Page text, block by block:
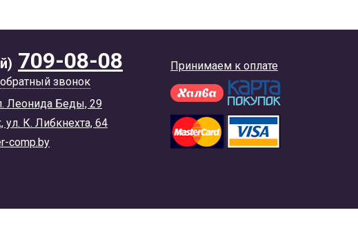
709-08-08
звонок
Леонида Беды, 29
ул. К. Либкнехта, 64
comp.by
Принимаем к оплате